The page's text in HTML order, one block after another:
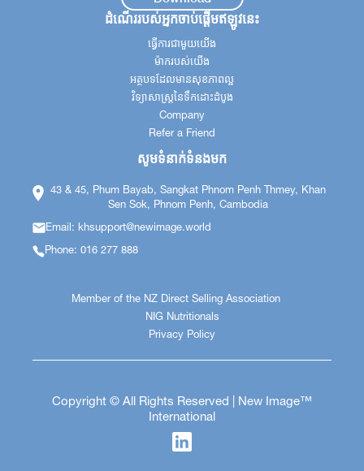
ដំណើររបស់អ្នកចាប់ផ្តើមឥឡូវនេះ
ធ្វើការជាមួយយើង
ម៉ាករបស់យើង
អត្ថបទដែលមានសុខភាពល្អ
វិទ្យាសាស្ត្រនៃទឹកដោះដំបូង
Company
Refer a Friend
សូមទំនាក់ទំនងមក
43 & 45, Phum Bayab, Sangkat Phnom Penh Thmey, Khan
Sen Sok, Phnom Penh, Cambodia
Email: khsupport@newimage.world
Phone: 016 277 888
Member of the NZ Direct Selling Association
NIG Nutritionals
Privacy Policy
Copyright © All Rights Reserved | New Image™
International